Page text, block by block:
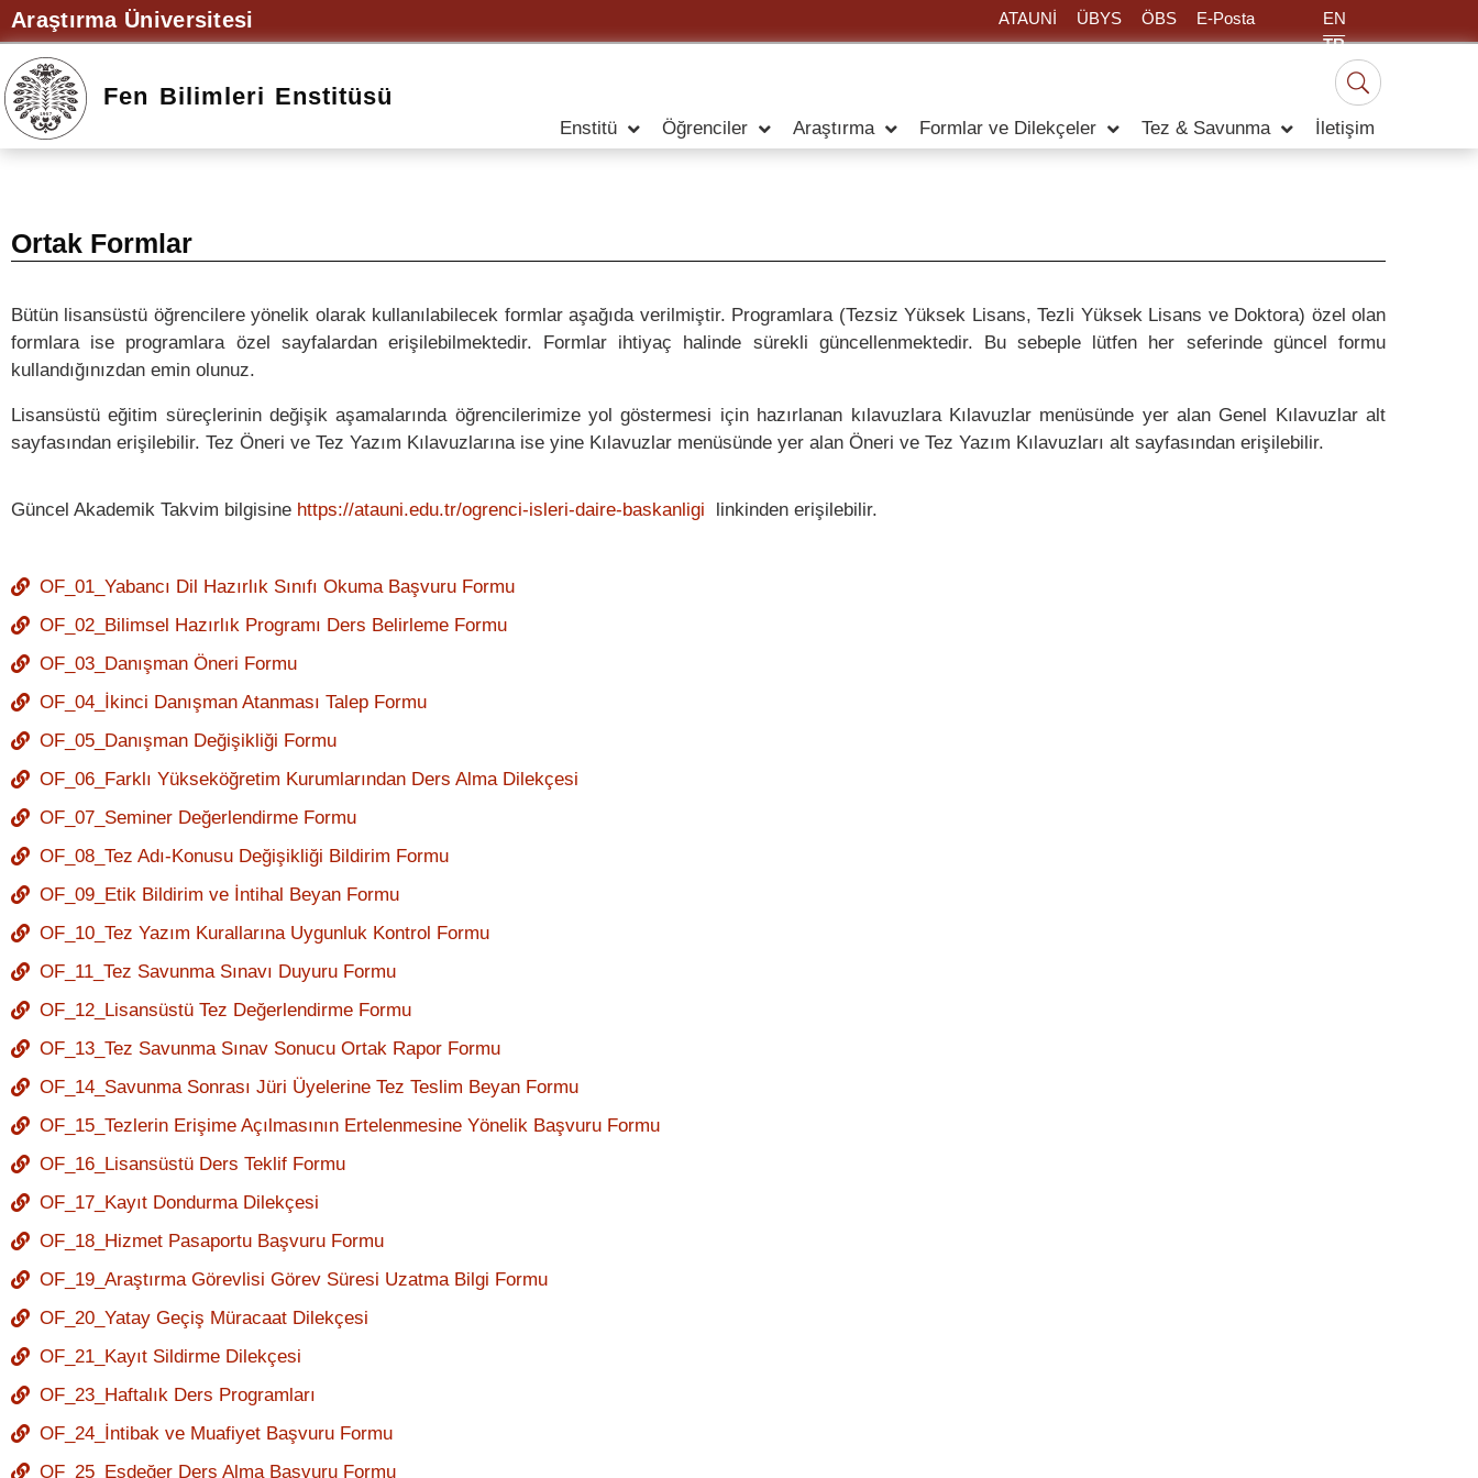
Araştırma Üniversitesi ATAUNİ ÜBYS ÖBS E-Posta
EN
TR
Fen Bilimleri Enstitüsü
Enstitü Öğrenciler Araştırma Formlar ve Dilekçeler Tez & Savunma İletişim
Ortak Formlar
Bütün lisansüstü öğrencilere yönelik olarak kullanılabilecek formlar aşağıda verilmiştir. Programlara (Tezsiz Yüksek Lisans, Tezli Yüksek Lisans ve Doktora) özel olan
formlara ise programlara özel sayfalardan erişilebilmektedir. Formlar ihtiyaç halinde sürekli güncellenmektedir. Bu sebeple lütfen her seferinde güncel formu
kullandığınızdan emin olunuz.
Lisansüstü eğitim süreçlerinin değişik aşamalarında öğrencilerimize yol göstermesi için hazırlanan kılavuzlara Kılavuzlar menüsünde yer alan Genel Kılavuzlar alt
sayfasından erişilebilir. Tez Öneri ve Tez Yazım Kılavuzlarına ise yine Kılavuzlar menüsünde yer alan Öneri ve Tez Yazım Kılavuzları alt sayfasından erişilebilir.
Güncel Akademik Takvim bilgisine https://atauni.edu.tr/ogrenci-isleri-daire-baskanligi linkinden erişilebilir.
OF_01_Yabancı Dil Hazırlık Sınıfı Okuma Başvuru Formu
OF_02_Bilimsel Hazırlık Programı Ders Belirleme Formu
OF_03_Danışman Öneri Formu
OF_04_İkinci Danışman Atanması Talep Formu
OF_05_Danışman Değişikliği Formu
OF_06_Farklı Yükseköğretim Kurumlarından Ders Alma Dilekçesi
OF_07_Seminer Değerlendirme Formu
OF_08_Tez Adı-Konusu Değişikliği Bildirim Formu
OF_09_Etik Bildirim ve İntihal Beyan Formu
OF_10_Tez Yazım Kurallarına Uygunluk Kontrol Formu
OF_11_Tez Savunma Sınavı Duyuru Formu
OF_12_Lisansüstü Tez Değerlendirme Formu
OF_13_Tez Savunma Sınav Sonucu Ortak Rapor Formu
OF_14_Savunma Sonrası Jüri Üyelerine Tez Teslim Beyan Formu
OF_15_Tezlerin Erişime Açılmasının Ertelenmesine Yönelik Başvuru Formu
OF_16_Lisansüstü Ders Teklif Formu
OF_17_Kayıt Dondurma Dilekçesi
OF_18_Hizmet Pasaportu Başvuru Formu
OF_19_Araştırma Görevlisi Görev Süresi Uzatma Bilgi Formu
OF_20_Yatay Geçiş Müracaat Dilekçesi
OF_21_Kayıt Sildirme Dilekçesi
OF_23_Haftalık Ders Programları
OF_24_İntibak ve Muafiyet Başvuru Formu
OF_25_Eşdeğer Ders Alma Başvuru Formu